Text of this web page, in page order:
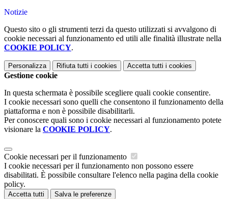
Notizie
Questo sito o gli strumenti terzi da questo utilizzati si avvalgono di
cookie necessari al funzionamento ed utili alle finalità illustrate nella
COOKIE POLICY.
Personalizza Rifiuta tutti i cookies Accetta tutti i cookies
Gestione cookie
In questa schermata è possibile scegliere quali cookie consentire.
I cookie necessari sono quelli che consentono il funzionamento della
piattaforma e non è possibile disabilitarli.
Per conoscere quali sono i cookie necessari al funzionamento potete
visionare la COOKIE POLICY.
Cookie necessari per il funzionamento
I cookie necessari per il funzionamento non possono essere
disabilitati. È possibile consultare l'elenco nella pagina della cookie
policy.
Accetta tutti Salva le preferenze